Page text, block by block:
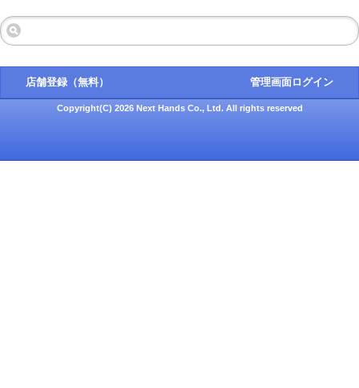
店舗登録（無料） 管理画面ログイン
Copyright(C) 2026 Next Hands Co., Ltd. All rights reserved